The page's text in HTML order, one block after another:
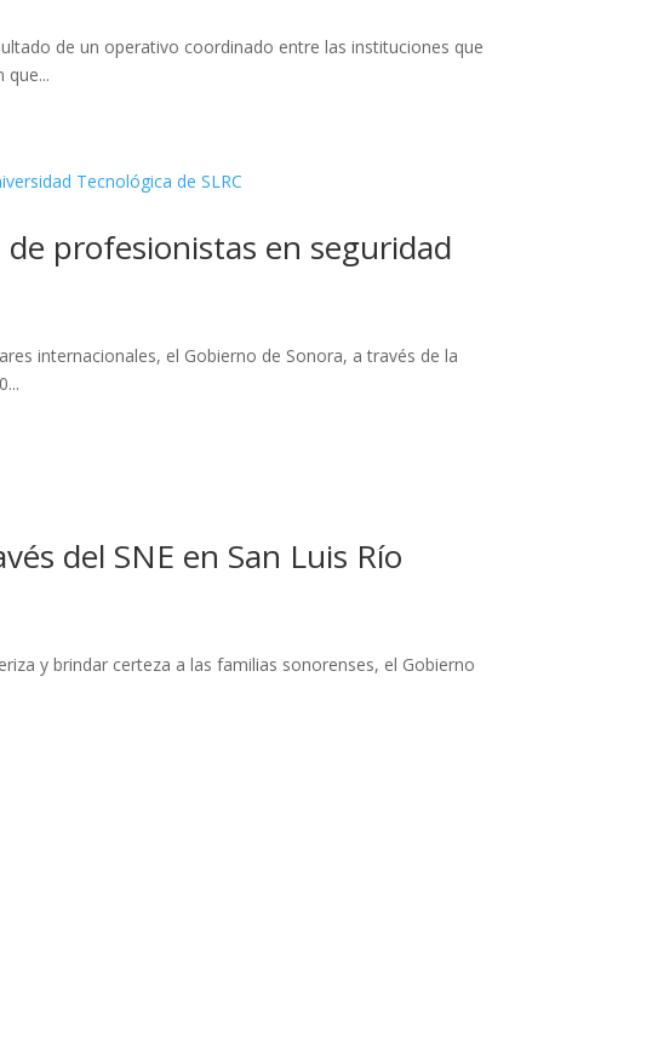
de un operativo coordinado entre las instituciones que
profesionistas en seguridad
internacionales, el Gobierno de Sonora, a través de la
del SNE en San Luis Río
y brindar certeza a las familias sonorenses, el Gobierno